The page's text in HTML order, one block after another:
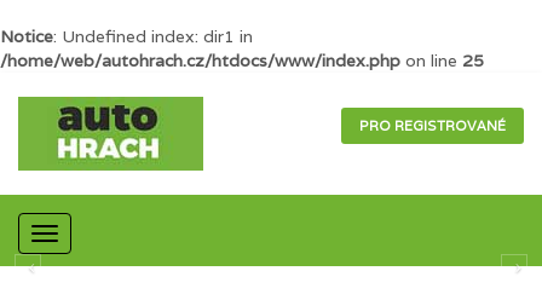
Notice: Undefined index: dir1 in
/home/web/autohrach.cz/htdocs/www/index.php on line 25
PRO REGISTROVANÉ
Mobilní
navigace